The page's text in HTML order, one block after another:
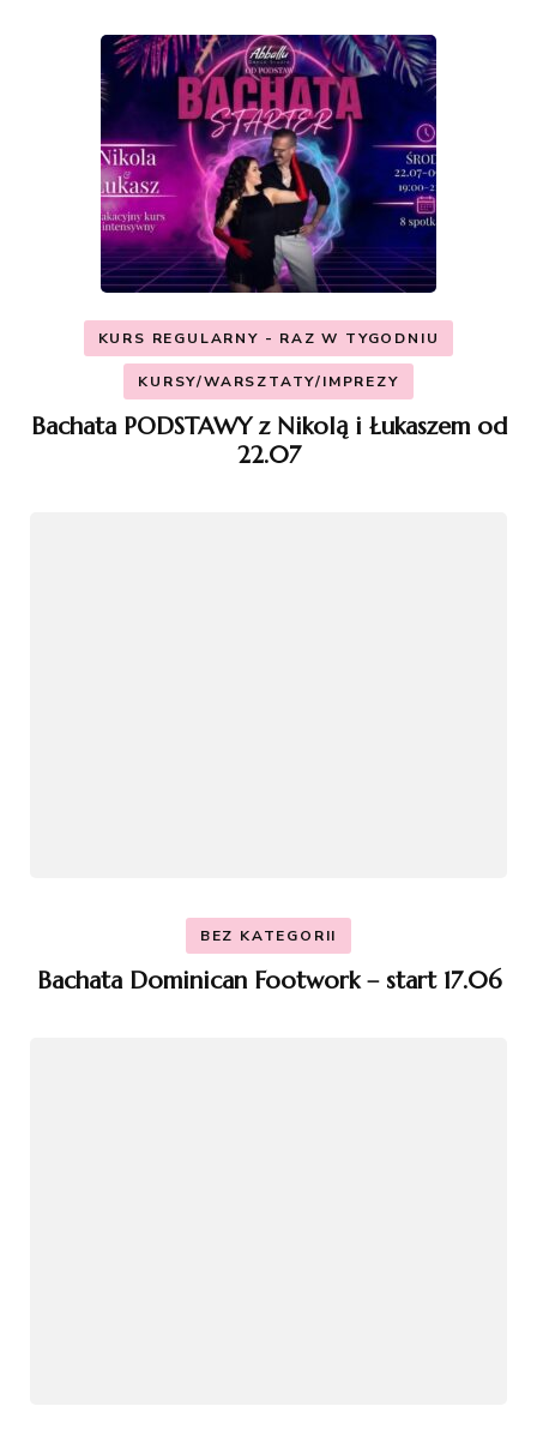
KURS REGULARNY - RAZ W TYGODNIU
KURSY/WARSZTATY/IMPREZY
Bachata PODSTAWY z Nikolą i Łukaszem od
22.07
BEZ KATEGORII
Bachata Dominican Footwork – start 17.06